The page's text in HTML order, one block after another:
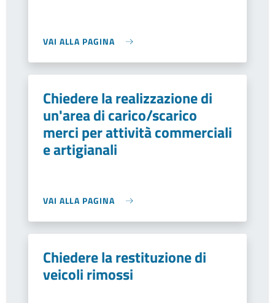
VAI ALLA PAGINA
Chiedere la realizzazione di
un'area di carico/scarico
merci per attività commerciali
e artigianali
VAI ALLA PAGINA
Chiedere la restituzione di
veicoli rimossi